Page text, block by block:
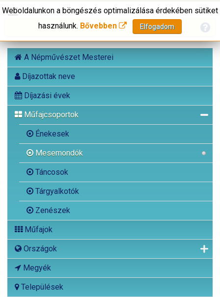
A Népművészet Mesterei
Díjazottak neve
Díjazási évek
Műfajcsoportok
Énekesek
Mesemondók
Táncosok
Tárgyalkotók
Zenészek
Műfajok
Országok
Megyék
Települések
Weboldalunkon a böngészés optimalizálása érdekében sütiket
használunk. Bővebben Elfogadom